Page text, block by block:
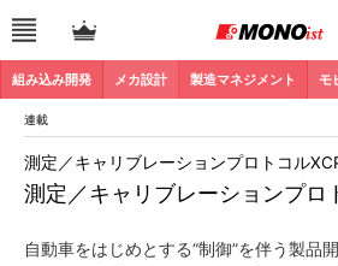
組み込み開発 メカ設計 製造マネジメント モ
連載
測定／キャリブレーションプロ
測定／キャリブレーションプロトコル
自動車をはじめとする“制御”を伴う製品